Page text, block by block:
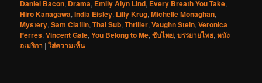
Daniel Bacon, Drama, Emily Alyn Lind, Every Breath You Take,
Hiro Kanagawa,India Eisley, Lilly Krug,Michelle Monaghan,
Mystery,Sam Claflin,Thai Sub,Thriller,Vaughn Stein,Veronica
Ferres,Vincent Gale,You Belong to Me,ซับไทย,บรรยายไทย,หนัง
อเมริกา |ใส่ความเห็น